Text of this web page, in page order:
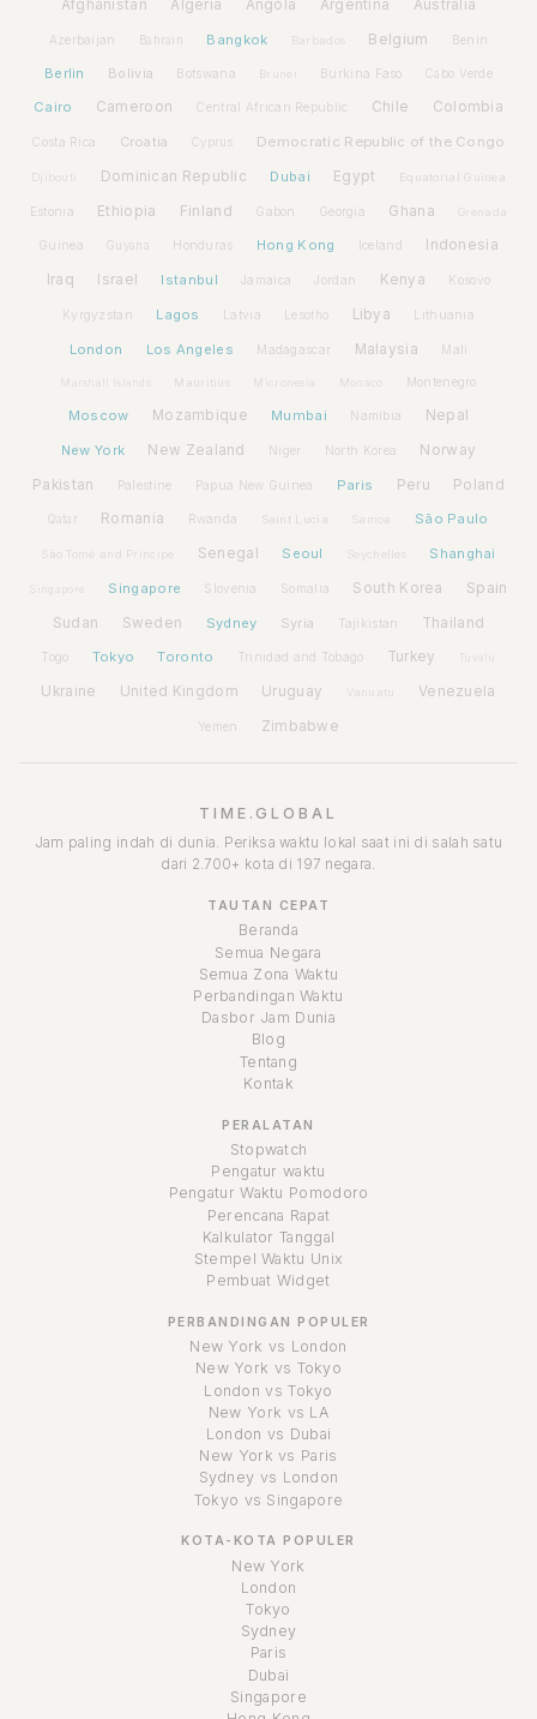
Afghanistan Algeria Angola Argentina Australia
Azerbaijan Bahrain Bangkok Barbados Belgium Benin
Berlin Bolivia Botswana Brunei Burkina Faso Cabo Verde
Cairo Cameroon Central African Republic Chile Colombia
Costa Rica Croatia Cyprus Democratic Republic of the Congo
Djibouti Dominican Republic Dubai Egypt Equatorial Guinea
Estonia Ethiopia Finland Gabon Georgia Ghana Grenada
Guinea Guyana Honduras Hong Kong Iceland Indonesia
Iraq Israel Istanbul Jamaica Jordan Kenya Kosovo
Kyrgyzstan Lagos Latvia Lesotho Libya Lithuania
London Los Angeles Madagascar Malaysia Mali
Marshall Islands Mauritius Micronesia Monaco Montenegro
Moscow Mozambique Mumbai Namibia Nepal
New York New Zealand Niger North Korea Norway
Pakistan Palestine Papua New Guinea Paris Peru Poland
Qatar Romania Rwanda Saint Lucia Samoa São Paulo
São Tomé and Príncipe Senegal Seoul Seychelles Shanghai
Singapore Slovenia Somalia South Korea Spain
Sudan Sweden Sydney Syria Tajikistan Thailand
Togo Tokyo Toronto Trinidad and Tobago Turkey Tuvalu
Ukraine United Kingdom Uruguay Vanuatu Venezuela
Yemen Zimbabwe
TIME.GLOBAL
Jam paling indah di dunia. Periksa waktu lokal saat ini di salah satu
dari 2.700+ kota di 197 negara.
TAUTAN CEPAT
Beranda
Semua Negara
Semua Zona Waktu
Perbandingan Waktu
Dasbor Jam Dunia
Blog
Tentang
Kontak
PERALATAN
Stopwatch
Pengatur waktu
Pengatur Waktu Pomodoro
Perencana Rapat
Kalkulator Tanggal
Stempel Waktu Unix
Pembuat Widget
PERBANDINGAN POPULER
New York vs London
New York vs Tokyo
London vs Tokyo
New York vs LA
London vs Dubai
New York vs Paris
Sydney vs London
Tokyo vs Singapore
KOTA-KOTA POPULER
New York
London
Tokyo
Sydney
Paris
Dubai
Singapore